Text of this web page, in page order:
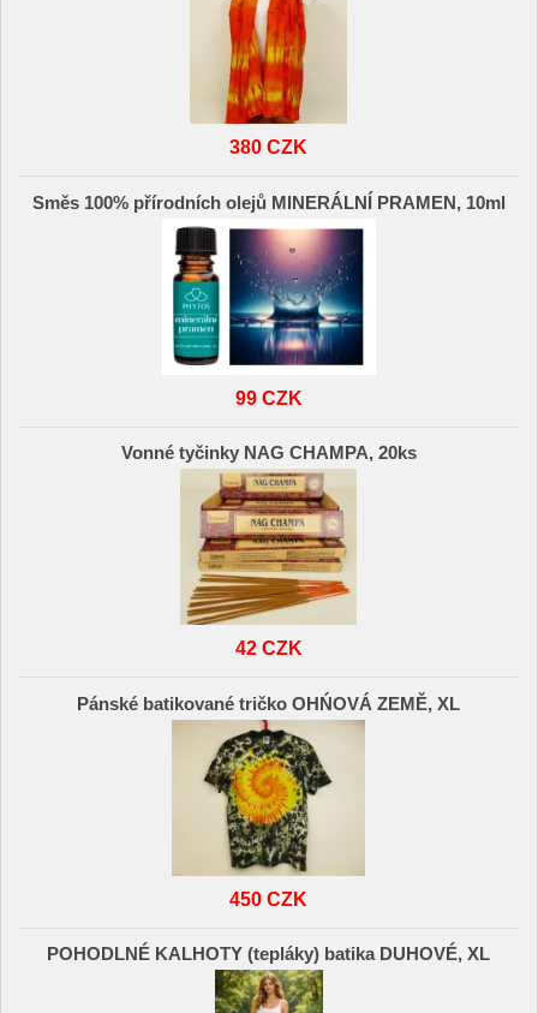
380 CZK
Směs 100% přírodních olejů MINERÁLNÍ PRAMEN, 10ml
99 CZK
Vonné tyčinky NAG CHAMPA, 20ks
42 CZK
Pánské batikované tričko OHŃOVÁ ZEMĚ, XL
450 CZK
POHODLNÉ KALHOTY (tepláky) batika DUHOVÉ, XL